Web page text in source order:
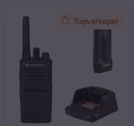
IconTopverkoper